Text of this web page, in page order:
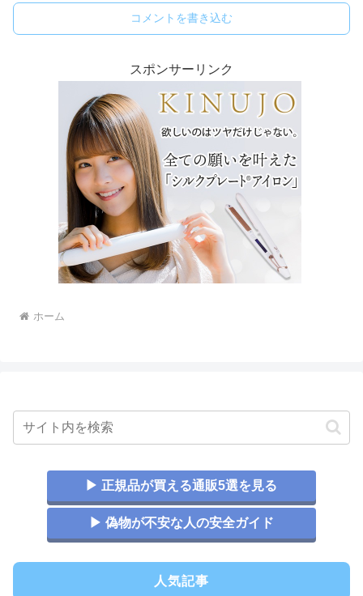
コメントを書き込む
スポンサーリンク
ホーム
▶ 正規品が買える通販5選を見る
▶ 偽物が不安な人の安全ガイド
人気記事